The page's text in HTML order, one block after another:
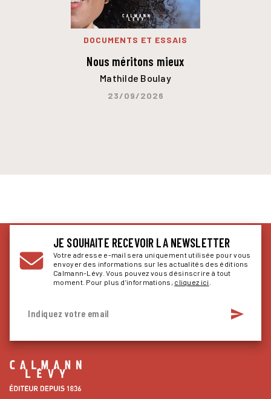
DOCUMENTS ET ESSAIS
Nous méritons mieux
Mathilde Boulay
23/09/2026
JE SOUHAITE RECEVOIR LA NEWSLETTER
Votre adresse e-mail sera uniquement utilisée pour vous
envoyer des informations sur les actualités des éditions
Calmann-Lévy. Vous pouvez vous désinscrire à tout
moment. Pour plus d’informations, cliquez ici
Indiquez votre email send